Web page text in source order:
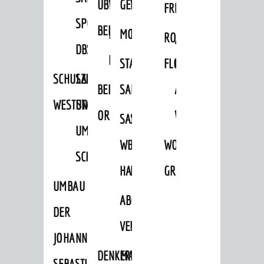
SPORTHALLE
DBS
SCHULZENTRUM
WESTSTADT
SANIERUNG-
UND
UMBAUMASSNAHME S
CHLOSS
UMBAU
DER
JOHANN-
ÜBER
BEBAUUNGSPLÄNE
VERFAHREN
BEBAUUNGSPLÄNE
KERNSTADT
BEBAUUNGSPLÄNE
ORTSTEILE
EINZELHANDELSKONZEPT
MOBILFUNKKONZEPT
LÄRMAKTIONSPLAN
STADTERNEUERUNG/-
SANIERUNG
SANIERUNG
WESTLICH
HAUPTBAHNHOF
SANIERUNGSGEBIET
HILDEBRANDSCHE
MÜHLE
ABGESCHLOSSENE
VERFAHREN
DENKMALSCHUTZ
ERHALTUNGSSATZUNGEN
FRÜHLING
HERBST
RODENSTEINER
FLOHMARKT
„WOINEM
LIVE“
AM
WINDECKPLATZ
WOCHENMARKT
GROOVE